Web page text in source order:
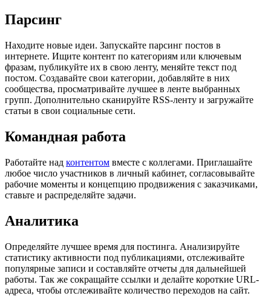
Парсинг
Находите новые идеи. Запускайте парсинг постов в
интернете. Ищите контент по категориям или ключевым
фразам, публикуйте их в свою ленту, меняйте текст под
постом. Создавайте свои категории, добавляйте в них
сообщества, просматривайте лучшее в ленте выбранных
групп. Дополнительно сканируйте RSS-ленту и загружайте
статьи в свои социальные сети.
Командная работа
Работайте над контентом вместе с коллегами. Приглашайте
любое число участников в личный кабинет, согласовывайте
рабочие моменты и концепцию продвижения с заказчиками,
ставьте и распределяйте задачи.
Аналитика
Определяйте лучшее время для постинга. Анализируйте
статистику активности под публикациями, отслеживайте
популярные записи и составляйте отчеты для дальнейшей
работы. Так же сокращайте ссылки и делайте короткие URL-
адреса, чтобы отслеживайте количество переходов на сайт.